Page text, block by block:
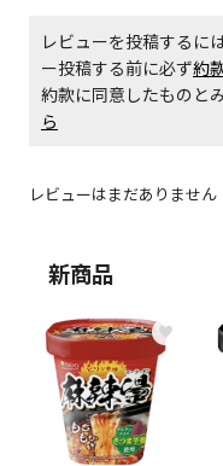
お見積商品で
決定となりま
エアコンの取
商品購入個数
レビューを投稿するに
ー投稿する前に必ず約
約款に同意したもの
ら
レビューはまだありません
新商品
♥